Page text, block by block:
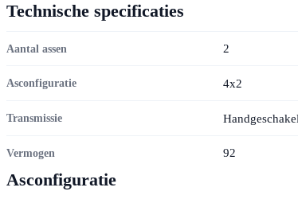
Technische specificaties
Aantal assen 2
Asconfiguratie 4x2
Transmissie
Vermogen 92
Asconfiguratie